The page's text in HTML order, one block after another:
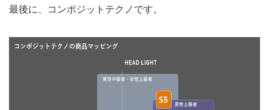
最後に、コンポジットテクノです。